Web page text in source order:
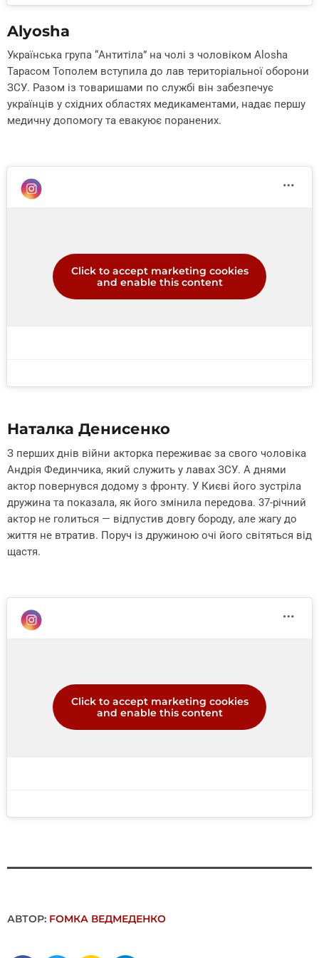
Alyosha
Українська група “Антитіла” на чолі з чоловіком Alosha
Тарасом Тополем вступила до лав територіальної оборони
ЗСУ. Разом із товаришами по службі він забезпечує
українців у східних областях медикаментами, надає першу
медичну допомогу та евакуює поранених.
Click to accept marketing cookies
and enable this content
Наталка Денисенко
З перших днів війни акторка переживає за свого чоловіка
Андрія Фединчика, який служить у лавах ЗСУ. А днями
актор повернувся додому з фронту. У Києві його зустріла
дружина та показала, як його змінила передова. 37-річний
актор не голиться — відпустив довгу бороду, але жагу до
життя не втратив. Поруч із дружиною очі його світяться від
щастя.
Click to accept marketing cookies
and enable this content
АВТОР: FОMКА ВЕДМЕДЕНКО